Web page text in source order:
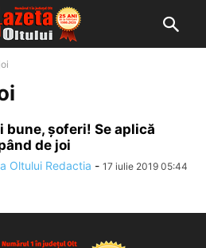
bune, șoferi! Se aplică
de joi
Oltului Redactia - 17 iulie 2019 05:44